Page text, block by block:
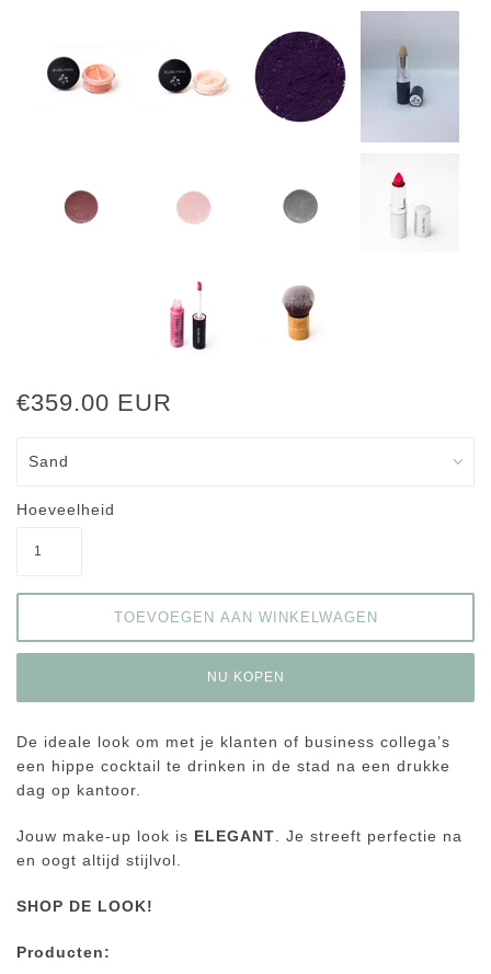
€359.00 EUR
Hoeveelheid
NU KOPEN
De ideale look om met je klanten of business collega’s
een hippe cocktail te drinken in de stad na een drukke
dag op kantoor.
Jouw make-up look is ELEGANT . Je streeft perfectie na
en oogt altijd stijlvol.
SHOP DE LOOK!
Producten: